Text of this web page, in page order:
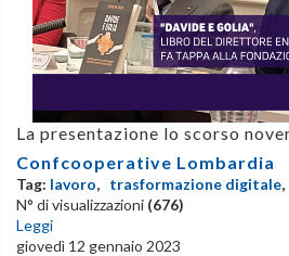
La presentazione lo scorso
Confcooperative Lombardia
Tag: lavoro, trasformazione digitale,
N° di visualizzazioni (676)
Leggi
giovedì 12 gennaio 2023